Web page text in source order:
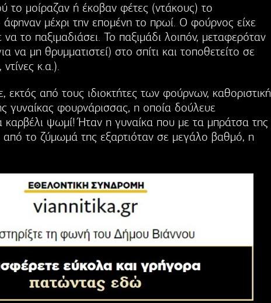
μοίραζαν ή έκοβαν φέτες (ντάκους) το
άφηναν μέχρι την επομένη το πρωί. Ο φούρνος είχε
το παξιμαδιάσει. Το παξιμάδι λοιπόν, μεταφερόταν
να μη θρυμματιστεί) στο σπίτι και τοποθετείτο σε
κ.α.).
από τους ιδιοκτήτες των φούρνων, καθοριστική
γυναίκας φουρνάρισσας, η οποία δούλευε
καρβέλι ψωμί! Ήταν η γυναίκα που με τα μπράτσα της
από το ζύμωμά της εξαρτιόταν σε μεγάλο βαθμό, η